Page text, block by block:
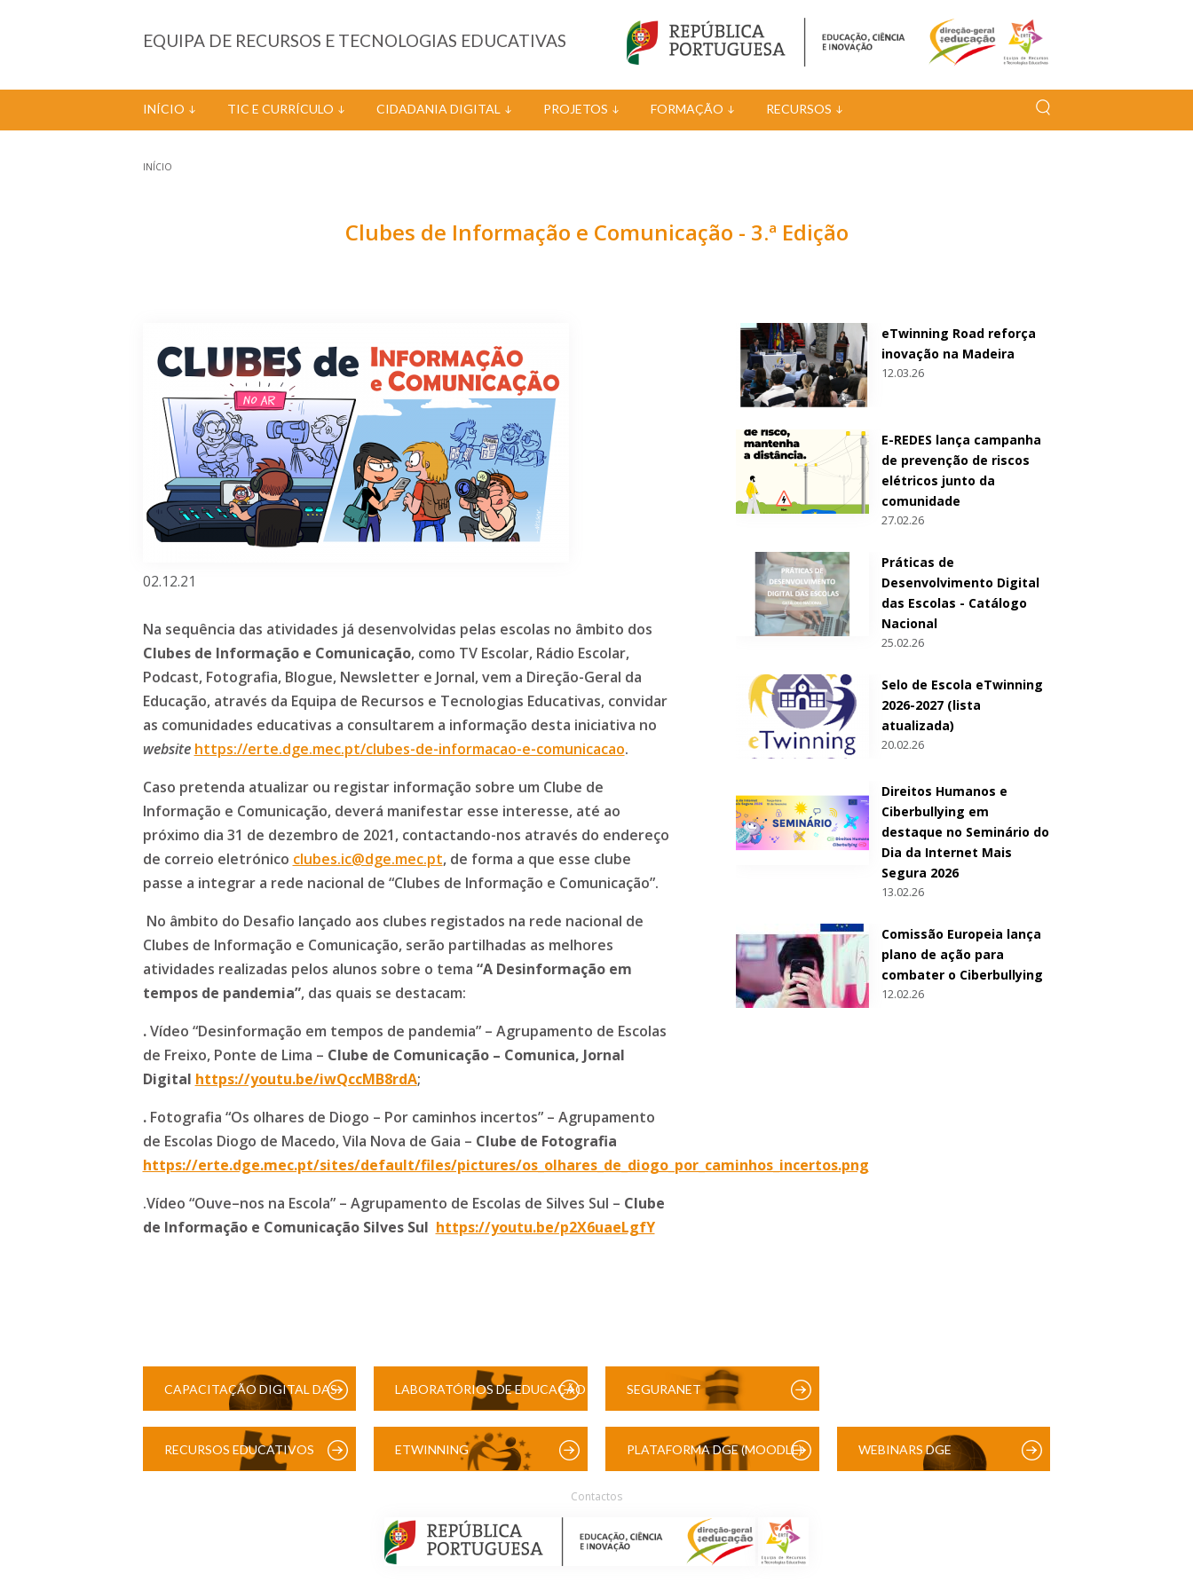
EQUIPA DE RECURSOS E TECNOLOGIAS EDUCATIVAS
INÍCIO TIC E CURRÍCULO CIDADANIA DIGITAL PROJETOS FORMAÇÃO RECURSOS
INÍCIO
Clubes de Informação e Comunicação - 3.ª Edição
02.12.21
Na sequência das atividades já desenvolvidas pelas escolas no âmbito dos
Clubes de Informação e Comunicação, como TV Escolar, Rádio Escolar,
Podcast, Fotografia, Blogue, Newsletter e Jornal, vem a Direção-Geral da
Educação, através da Equipa de Recursos e Tecnologias Educativas, convidar
as comunidades educativas a consultarem a informação desta iniciativa no
website https://erte.dge.mec.pt/clubes-de-informacao-e-comunicacao.
Caso pretenda atualizar ou registar informação sobre um Clube de
Informação e Comunicação, deverá manifestar esse interesse, até ao
próximo dia 31 de dezembro de 2021, contactando-nos através do endereço
de correio eletrónico clubes.ic@dge.mec.pt, de forma a que esse clube
passe a integrar a rede nacional de “Clubes de Informação e Comunicação”.
No âmbito do Desafio lançado aos clubes registados na rede nacional de
Clubes de Informação e Comunicação, serão partilhadas as melhores
atividades realizadas pelos alunos sobre o tema “A Desinformação em
tempos de pandemia”, das quais se destacam:
.Vídeo “Desinformação em tempos de pandemia” – Agrupamento de Escolas
de Freixo, Ponte de Lima – Clube de Comunicação – Comunica, Jornal
Digital https://youtu.be/iwQccMB8rdA;
.Fotografia “Os olhares de Diogo – Por caminhos incertos” – Agrupamento
de Escolas Diogo de Macedo, Vila Nova de Gaia – Clube de Fotografia
https://erte.dge.mec.pt/sites/default/files/pictures/os_olhares_de_diogo_por_caminhos_incertos.png
.Vídeo “Ouve–nos na Escola” – Agrupamento de Escolas de Silves Sul – Clube
de Informação e Comunicação Silves Sul https://youtu.be/p2X6uaeLgfY
eTwinning Road reforça
inovação na Madeira
12.03.26
E-REDES lança campanha
de prevenção de riscos
elétricos junto da
comunidade
27.02.26
Práticas de
Desenvolvimento Digital
das Escolas - Catálogo
Nacional
25.02.26
Selo de Escola eTwinning
2026-2027 (lista
atualizada)
20.02.26
Direitos Humanos e
Ciberbullying em
destaque no Seminário do
Dia da Internet Mais
Segura 2026
13.02.26
Comissão Europeia lança
plano de ação para
combater o Ciberbullying
12.02.26
CAPACITAÇÃO DIGITAL DAS LABORATÓRIOS DE EDUCAÇÃO SEGURANET
RECURSOS EDUCATIVOS ETWINNING PLATAFORMA DGE (MOODLE) WEBINARS DGE
Contactos